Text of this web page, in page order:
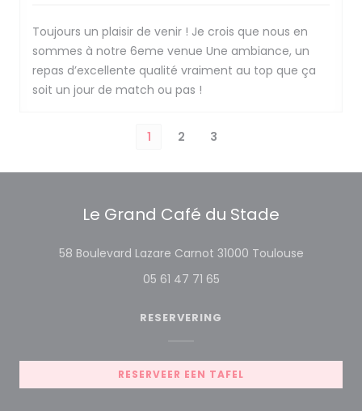
Toujours un plaisir de venir ! Je crois que nous en
sommes à notre 6eme venue Une ambiance, un
repas d’excellente qualité vraiment au top que ça
soit un jour de match ou pas !
1 2 3
Le Grand Café du Stade
58 Boulevard Lazare Carnot 31000 Toulouse((opent
05 61 47 71 65
RESERVERING
RESERVEER EEN TAFEL